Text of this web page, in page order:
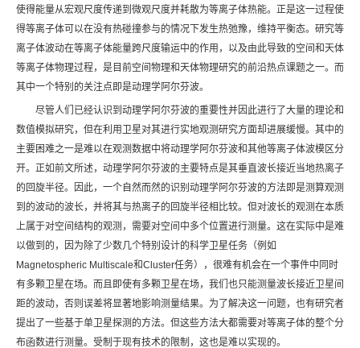
使得能量从宏观尺度传递到微观尺度并耗散为等离子体热能。正是这一过程使
得等离子体可以在没有热碰撞参与的情况下发生热弛豫，维持平衡态。研究等
离子体波动在等离子体能量跨尺度输运中的作用，以及由此导致的空间和天体
等离子体物理过程，是目前空间物理和天体物理研究的前沿热点课题之一。而
其中一个特别的关注点即是动理学阿尔芬波。
尽管人们已经认识到动理学阿尔芬波的重要性并因此进行了大量的理论和
数值模拟研究，但在利用卫星对其进行实地观测研究方面却进展缓慢。其中的
主要困难之一是难以在观测数据中将动理学阿尔芬波和其他等离子体波模区分
开。正如前文所述，动理学阿尔芬波的主要特点是其垂直波长接近当地热离子
的回旋半径。因此，一个自然而然的识别动理学阿尔芬波的方法即是测算观测
到的波动的波长，并将其与热离子的回旋半径相比较。但对波长的观测在本质
上属于对空间结构的观测，需要对空间中多个位置进行测量。这在实际中是难
以做到的，因为除了少数几个特别设计的科学卫星任务（例如
Magnetospheric Multiscale和Cluster任务），很难有机会在一个事件中同时
有多颗卫星在场。而且即使有多颗卫星在场，我们也只能测量波长接近卫星间
距的波动，否则误差将显著地影响测量结果。为了解决这一问题，也有研究者
提出了一些基于单卫星探测的方法。但这些方法大都需要对等离子体的整个分
布函数进行测量。受制于现有技术的限制，这也是难以实现的。